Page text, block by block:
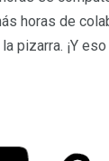
horas de
pizarra. ¡Y